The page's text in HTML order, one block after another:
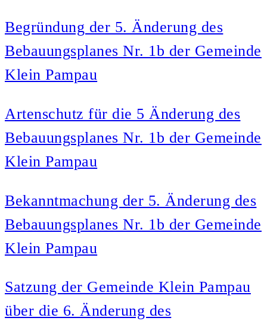
Begründung der 5. Änderung des
Bebauungsplanes Nr. 1b der Gemeinde
Klein Pampau
Artenschutz für die 5 Änderung des
Bebauungsplanes Nr. 1b der Gemeinde
Klein Pampau
Bekanntmachung der 5. Änderung des
Bebauungsplanes Nr. 1b der Gemeinde
Klein Pampau
Satzung der Gemeinde Klein Pampau
über die 6. Änderung des